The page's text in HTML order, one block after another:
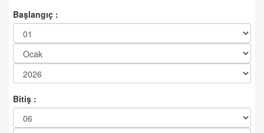
Başlangıç :
Bitiş :